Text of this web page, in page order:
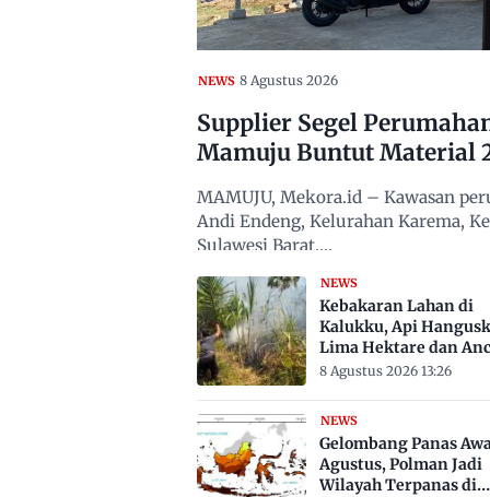
NEWS 8 Agustus 2026
Supplier Segel
Mamuju Buntut Material
MAMUJU, Mekora.id – Kawasan
Andi Endeng, Kelurahan Karema,
Sulawesi Barat,…
NEWS
Kebakaran Lahan di
Kalukku, Api
Lima Hektare dan
Permukiman
8 Agustus 2026 13:26
NEWS
Gelombang Panas
Agustus, Polman Jadi
Wilayah Terpanas di